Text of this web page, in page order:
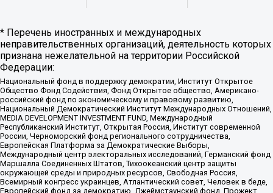
* Перечень иностранных и международных
неправительственных организаций, деятельность которых
признана нежелательной на территории Российской
Федерации:
Национальный фонд в поддержку демократии, Институт Открытое
Общество Фонд Содействия, Фонд Открытое общество, Американо-
российский фонд по экономическому и правовому развитию,
Национальный Демократический Институт Международных Отношений,
MEDIA DEVELOPMENT INVESTMENT FUND, Международный
Республиканский Институт, Открытая Россия, Институт современной
России, Черноморский фонд регионального сотрудничества,
Европейская Платформа за Демократические Выборы,
Международный центр электоральных исследований, Германский фонд
Маршалла Соединенных Штатов, Тихоокеанский центр защиты
окружающей среды и природных ресурсов, Свободная Россия,
Всемирный конгресс украинцев, Атлантический совет, Человек в беде,
Европейский фонд за демократию, Джеймстаунский фонд, Прожект